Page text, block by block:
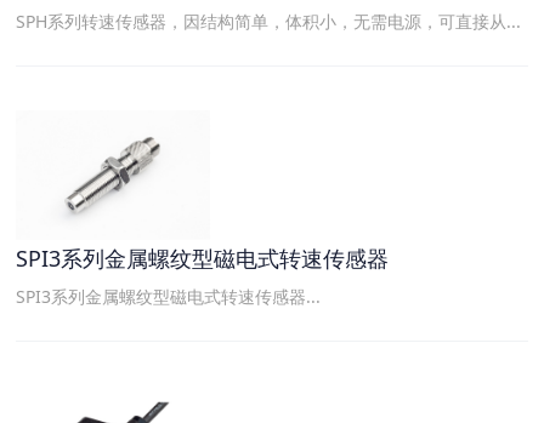
SPH系列转速传感器，因结构简单，体积小，无需电源，可直接从...
SPI3系列金属螺纹型磁电式转速传感器
SPI3系列金属螺纹型磁电式转速传感器...